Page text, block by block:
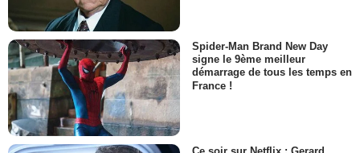
Spider-Man Brand New Day
signe le 9ème meilleur
démarrage de tous les temps en
France !